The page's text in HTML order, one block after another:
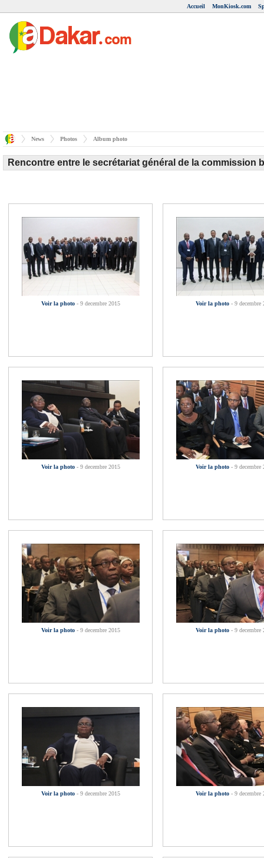
Accueil MonKiosk.com
News Photos Album photo
Rencontre entre le secrétariat général de la commission
Voir la photo - 9 decembre 2015 Voir la photo - 9 decembre
Voir la photo - 9 decembre 2015 Voir la photo - 9 decembre
Voir la photo - 9 decembre 2015 Voir la photo - 9 decembre
Voir la photo - 9 decembre 2015 Voir la photo - 9 decembre